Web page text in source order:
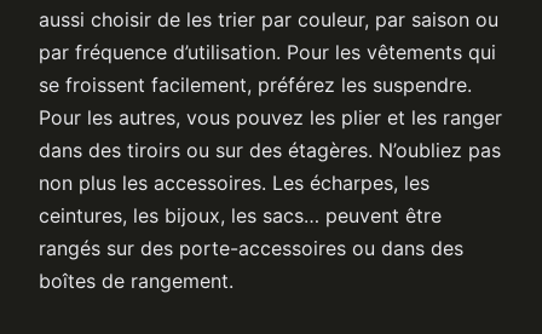
aussi choisir de les trier par couleur, par saison ou
par fréquence d’utilisation. Pour les vêtements qui
se froissent facilement, préférez les suspendre.
Pour les autres, vous pouvez les plier et les ranger
dans des tiroirs ou sur des étagères. N’oubliez pas
non plus les accessoires. Les écharpes, les
ceintures, les bijoux, les sacs… peuvent être
rangés sur des porte-accessoires ou dans des
boîtes de rangement.